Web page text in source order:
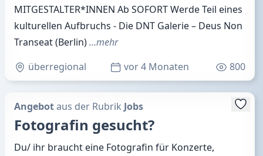
MITGESTALTER*INNEN Ab SOFORT Werde Teil eines
kulturellen Aufbruchs - Die DNT Galerie – Deus Non
Transeat (Berlin)…mehr
überregional
vor 4 Monaten 800
Angebotaus der Rubrik Jobs
Fotografin gesucht?
Du/ ihr braucht eine Fotografin für Konzerte,